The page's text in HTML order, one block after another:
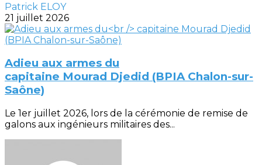
Patrick ELOY
21 juillet 2026
Adieu aux armes du
capitaine Mourad Djedid (BPIA Chalon-sur-
Saône)
Le 1er juillet 2026, lors de la cérémonie de remise de
galons aux ingénieurs militaires des...